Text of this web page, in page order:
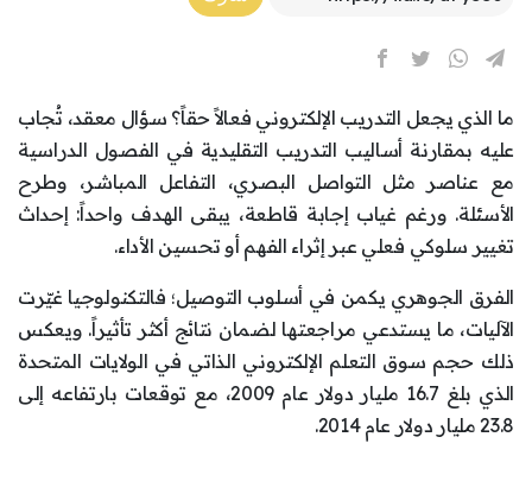
ما الذي يجعل التدريب الإلكتروني فعالاً حقاً؟ سؤال معقد، تُجاب
عليه بمقارنة أساليب التدريب التقليدية في الفصول الدراسية
مع عناصر مثل التواصل البصري، التفاعل المباشر، وطرح
الأسئلة. ورغم غياب إجابة قاطعة، يبقى الهدف واحداً: إحداث
تغيير سلوكي فعلي عبر إثراء الفهم أو تحسين الأداء.
الفرق الجوهري يكمن في أسلوب التوصيل؛ فالتكنولوجيا غيّرت
الآليات، ما يستدعي مراجعتها لضمان نتائج أكثر تأثيراً. ويعكس
ذلك حجم سوق التعلم الإلكتروني الذاتي في الولايات المتحدة
الذي بلغ 16.7 مليار دولار عام 2009، مع توقعات بارتفاعه إلى
23.8 مليار دولار عام 2014.